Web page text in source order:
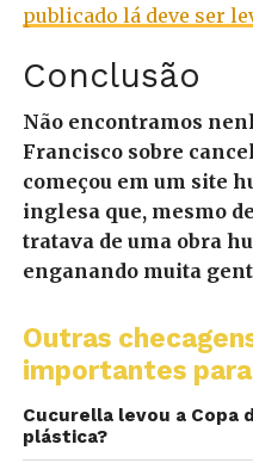
publicado lá deve ser
Conclusão
Não encontramos
Francisco sobre
começou em um site
inglesa que, mesmo
tratava de uma obra
enganando muita
Outras
importantes
Cucurella levou a Copa
plástica?